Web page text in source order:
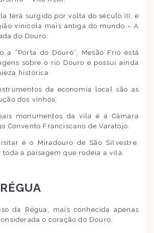
terá surgido por volta do século III, e
vinícola mais antiga do mundo – A
do Douro.
a “Porta do Douro”, Mesão Frio está
sobre o rio Douro e possui ainda
histórica.
da economia local são as
dos vinhos.
monumentos da vila é a Câmara
Convento Franciscano de Varatojo.
é o Miradouro de São Silvestre,
a paisagem que rodeia a vila.
da Régua, mais conhecida apenas
o coração do Douro.